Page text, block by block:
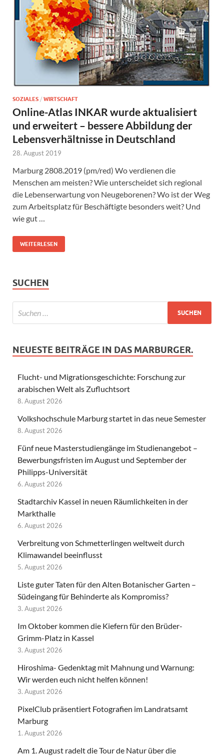
SOZIALES / WIRTSCHAFT
Online-Atlas INKAR wurde aktualisiert
und erweitert – bessere Abbildung der
Lebensverhältnisse in Deutschland
28. August 2019
Marburg 2808.2019 (pm/red) Wo verdienen die
Menschen am meisten? Wie unterscheidet sich regional
die Lebenserwartung von Neugeborenen? Wo ist der Weg
zum Arbeitsplatz für Beschäftigte besonders weit? Und
wie gut …
WEITERLESEN
SUCHEN
NEUESTE BEITRÄGE IN DAS MARBURGER.
Flucht- und Migrationsgeschichte: Forschung zur
arabischen Welt als Zufluchtsort
8. August 2026
Volkshochschule Marburg startet in das neue Semester
8. August 2026
Fünf neue Masterstudiengänge im Studienangebot –
Bewerbungsfristen im August und September der
Philipps-Universität
6. August 2026
Stadtarchiv Kassel in neuen Räumlichkeiten in der
Markthalle
6. August 2026
Verbreitung von Schmetterlingen weltweit durch
Klimawandel beeinflusst
5. August 2026
Liste guter Taten für den Alten Botanischer Garten –
Südeingang für Behinderte als Kompromiss?
3. August 2026
Im Oktober kommen die Kiefern für den Brüder-
Grimm-Platz in Kassel
3. August 2026
Hiroshima- Gedenktag mit Mahnung und Warnung:
Wir werden euch nicht helfen können!
3. August 2026
PixelClub präsentiert Fotografien im Landratsamt
Marburg
1. August 2026
Am 1. August radelt die Tour de Natur über die